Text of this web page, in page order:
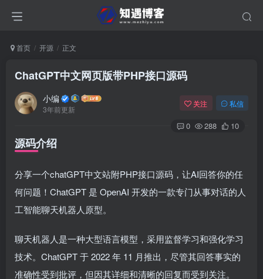
首页 开源 正文
ChatGPT中文网页版带PHP接口源码
小编
3年前更新
关注 私信
0 288 10
源码介绍
分享一个chatGPT中文站附PHP接口源码，让AI回答你的任
何问题！ChatGPT 是 OpenAI 开发的一款专门从事对话的人
工智能聊天机器人原型。
聊天机器人是一种大型语言模型，采用监督学习和强化学习
技术。ChatGPT 于 2022 年 11 月推出，尽管其回答事实的
准确性受到批评，但因其详细和清晰的回复而受到关注。